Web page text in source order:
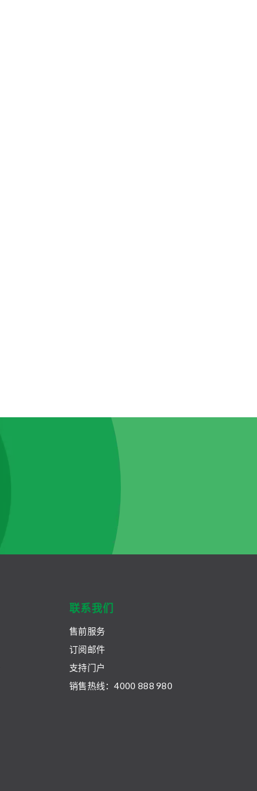
联系我们
售前服务
订阅邮件
支持门户
销售热线：4000 888 980